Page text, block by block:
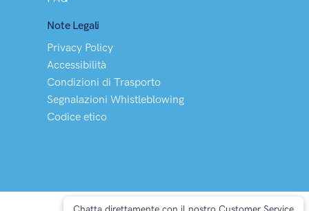
Note Legali
Privacy Policy
Accessibilità
Condizioni di Trasporto
Segnalazioni Whistleblowing
Codice etico